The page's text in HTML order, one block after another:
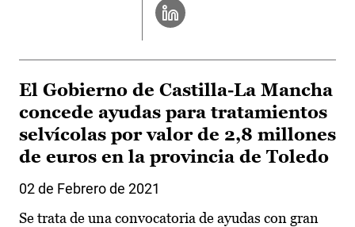
El Gobierno de Castilla-La Mancha
concede ayudas para tratamientos
selvícolas por valor de 2,8 millones
de euros en la provincia de Toledo
02 de Febrero de 2021
Se trata de una convocatoria de ayudas con gran